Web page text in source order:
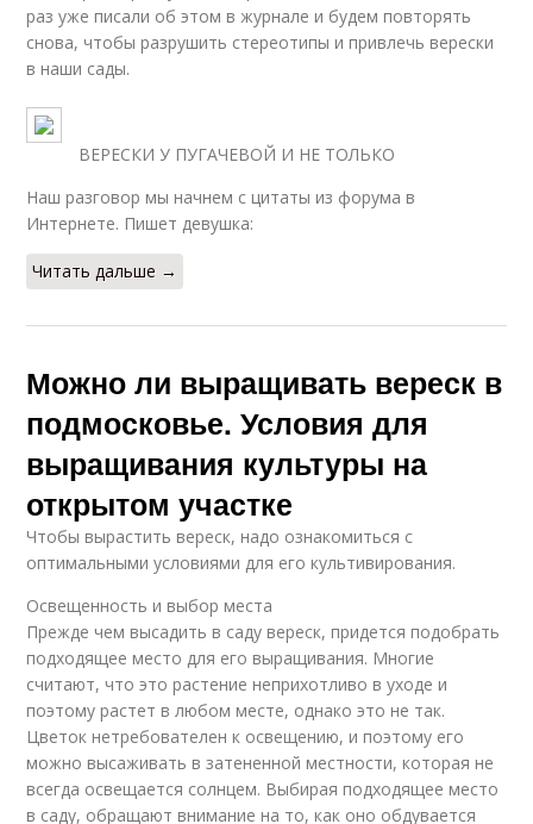
раз уже писали об этом в журнале и будем повторять
снова, чтобы разрушить стереотипы и привлечь верески
в наши сады.
ВЕРЕСКИ У ПУГАЧЕВОЙ И НЕ ТОЛЬКО
Наш разговор мы начнем с цитаты из форума в
Интернете. Пишет девушка:
Читать дальше →
Можно ли выращивать вереск в
подмосковье. Условия для
выращивания культуры на
открытом участке
Чтобы вырастить вереск, надо ознакомиться с
оптимальными условиями для его культивирования.
Освещенность и выбор места
Прежде чем высадить в саду вереск, придется подобрать
подходящее место для его выращивания. Многие
считают, что это растение неприхотливо в уходе и
поэтому растет в любом месте, однако это не так.
Цветок нетребователен к освещению, и поэтому его
можно высаживать в затененной местности, которая не
всегда освещается солнцем. Выбирая подходящее место
в саду, обращают внимание на то, как оно обдувается